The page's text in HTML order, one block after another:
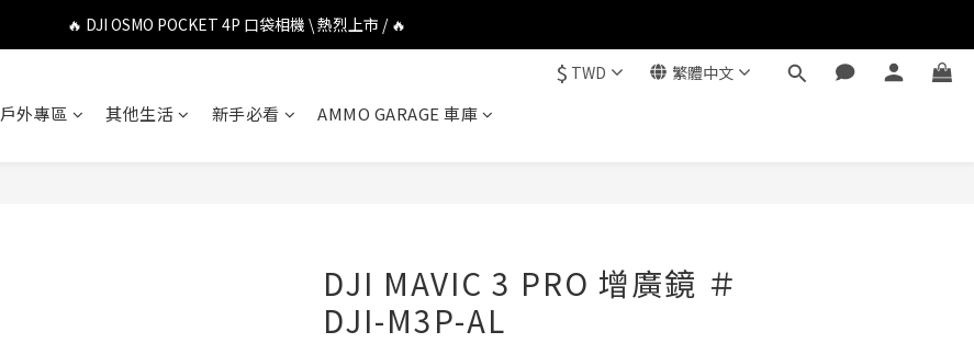
🔥 DJI OSMO POCKET 4P 口袋相機 \ 熱烈上市 / 🔥
🔥 DJI OSMO POCKET 4P 口袋相機 \ 熱烈上市 / 🔥
🔥 Insta360 GO Ultra Hello Kitty 聯名限定套裝 \ 時尚上市 / 🔥
$ TWD 繁體中文
戶外專區 其他生活 新手必看 AMMO GARAGE 車庫
DJI MAVIC 3 PRO 增廣鏡 ＃
DJI-M3P-AL